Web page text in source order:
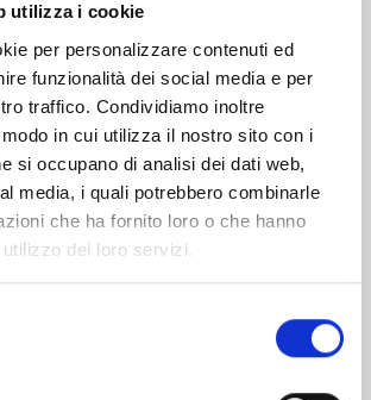
utilizza i cookie
per personalizzare contenuti ed
funzionalità dei social media e per
traffico. Condividiamo inoltre
in cui utilizza il nostro sito con i
si occupano di analisi dei dati web,
media, i quali potrebbero combinarle
che ha fornito loro o che hanno
dei loro servizi.
della serie